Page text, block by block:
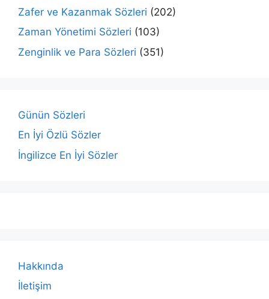
Zafer ve Kazanmak Sözleri (202)
Zaman Yönetimi Sözleri (103)
Zenginlik ve Para Sözleri (351)
Günün Sözleri
En İyi Özlü Sözler
İngilizce En İyi Sözler
Hakkında
İletişim